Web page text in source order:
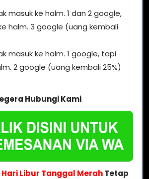
masuk ke halm. 1 dan 2 google,
halm. 3 google (uang kembali
masuk ke halm. 1 google, tapi
2 google (uang kembali 25%)
Hubungi Kami
Hari Libur Tanggal MerahTetap